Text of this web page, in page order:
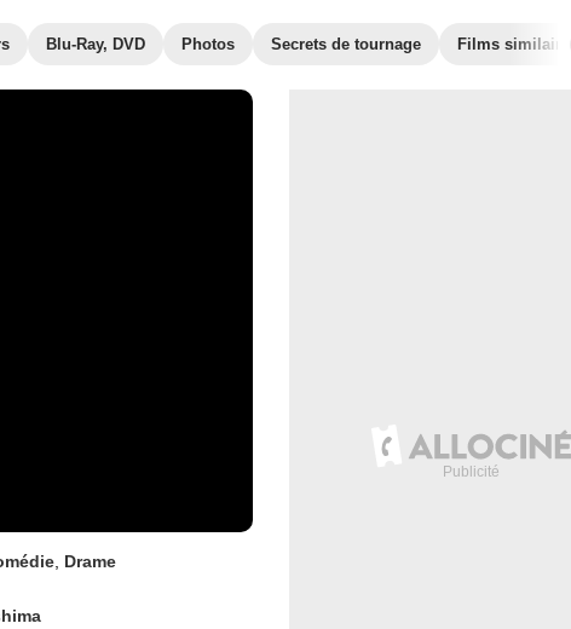
Blu-Ray, DVD Photos Secrets de tournage Films similaires
Drame